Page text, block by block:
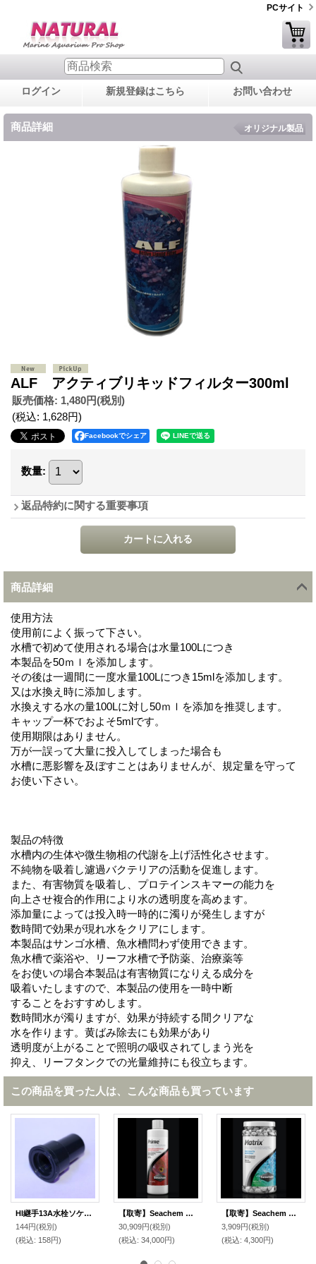
PCサイト
ログイン 新規登録はこちら お問い合わせ
商品詳細 オリジナル製品
ALF アクティブリキッドフィルター300ml
販売価格: 1,480円(税別)
(税込: 1,628円)
Facebookでシェア
数量:
返品特約に関する重要事項
商品詳細
使用方法
使用前によく振って下さい。
水槽で初めて使用される場合は水量100Lにつき
本製品を50ｍｌを添加します。
その後は一週間に一度水量100Lにつき15mlを添加します。
又は水換え時に添加します。
水換えする水の量100Lに対し50ｍｌを添加を推奨します。
キャップ一杯でおよそ5mlです。
使用期限はありません。
万が一誤って大量に投入してしまった場合も
水槽に悪影響を及ぼすことはありませんが、規定量を守って
お使い下さい。
製品の特徴
水槽内の生体や微生物相の代謝を上げ活性化させます。
不純物を吸着し濾過バクテリアの活動を促進します。
また、有害物質を吸着し、プロテインスキマーの能力を
向上させ複合的作用により水の透明度を高めます。
添加量によっては投入時一時的に濁りが発生しますが
数時間で効果が現れ水をクリアにします。
本製品はサンゴ水槽、魚水槽問わず使用できます。
魚水槽で薬浴や、リーフ水槽で予防薬、治療薬等
をお使いの場合本製品は有害物質になりえる成分を
吸着いたしますので、本製品の使用を一時中断
することをおすすめします。
数時間水が濁りますが、効果が持続する間クリアな
水を作ります。黄ばみ除去にも効果があり
透明度が上がることで照明の吸収されてしまう光を
抑え、リーフタンクでの光量維持にも役立ちます。
この商品を買った人は、こんな商品も買っています
HI継手13A水栓ソケット
144円(税別)
(税込: 158円)
【取寄】Seachem プライム 4000ｍｌ
30,909円(税別)
(税込: 34,000円)
【取寄】Seachem マトリックス 1000ｍｌ
3,909円(税別)
(税込: 4,300円)